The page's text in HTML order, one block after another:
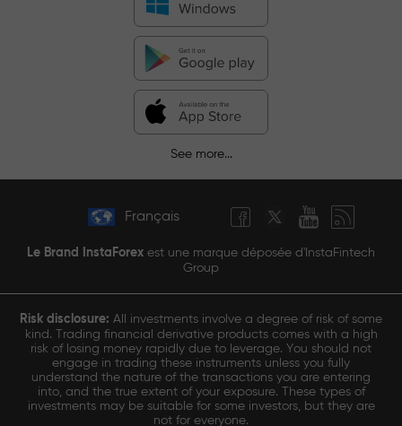
See more...
Français
Le Brand InstaForex est une marque déposée d'InstaFintech
Group
Risk disclosure: All investments involve a degree of risk of some
kind. Trading financial derivative products comes with a high
risk of losing money rapidly due to leverage. You should not
engage in trading these instruments unless you fully
understand the nature of the transactions you are entering
into, and the true extent of your exposure. These types of
investments may be suitable for some investors, but they are
not for everyone.